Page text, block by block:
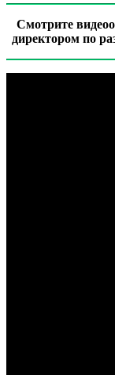
Смотрите
директором по